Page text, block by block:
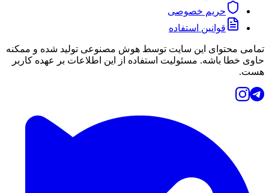
حریم خصوصی
قوانین استفاده
تمامی محتوای این سایت توسط هوش مصنوعی تولید شده و ممکنه
حاوی خطا باشه. مسئولیت استفاده از این اطلاعات بر عهده کاربر
هست.